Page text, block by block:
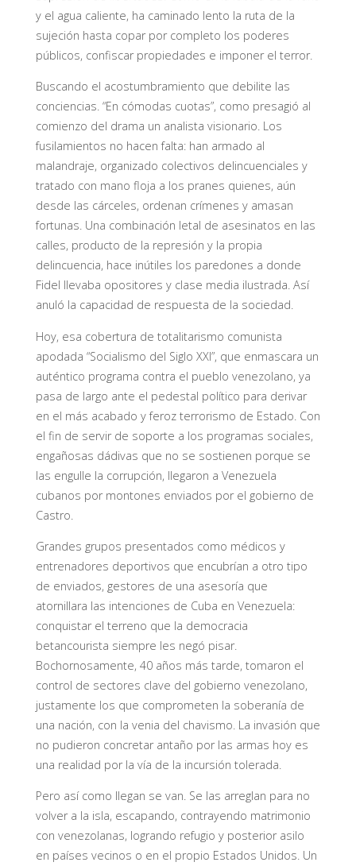
y el agua caliente, ha caminado lento la ruta de la
sujeción hasta copar por completo los poderes
públicos, confiscar propiedades e imponer el terror.
Buscando el acostumbramiento que debilite las
conciencias. “En cómodas cuotas”, como presagió al
comienzo del drama un analista visionario. Los
fusilamientos no hacen falta: han armado al
malandraje, organizado colectivos delincuenciales y
tratado con mano floja a los pranes quienes, aún
desde las cárceles, ordenan crímenes y amasan
fortunas. Una combinación letal de asesinatos en las
calles, producto de la represión y la propia
delincuencia, hace inútiles los paredones a donde
Fidel llevaba opositores y clase media ilustrada. Así
anuló la capacidad de respuesta de la sociedad.
Hoy, esa cobertura de totalitarismo comunista
apodada “Socialismo del Siglo XXI”, que enmascara un
auténtico programa contra el pueblo venezolano, ya
pasa de largo ante el pedestal político para derivar
en el más acabado y feroz terrorismo de Estado. Con
el fin de servir de soporte a los programas sociales,
engañosas dádivas que no se sostienen porque se
las engulle la corrupción, llegaron a Venezuela
cubanos por montones enviados por el gobierno de
Castro.
Grandes grupos presentados como médicos y
entrenadores deportivos que encubrían a otro tipo
de enviados, gestores de una asesoría que
atornillara las intenciones de Cuba en Venezuela:
conquistar el terreno que la democracia
betancourista siempre les negó pisar.
Bochornosamente, 40 años más tarde, tomaron el
control de sectores clave del gobierno venezolano,
justamente los que comprometen la soberanía de
una nación, con la venia del chavismo. La invasión que
no pudieron concretar antaño por las armas hoy es
una realidad por la vía de la incursión tolerada.
Pero así como llegan se van. Se las arreglan para no
volver a la isla, escapando, contrayendo matrimonio
con venezolanas, logrando refugio y posterior asilo
en países vecinos o en el propio Estados Unidos. Un